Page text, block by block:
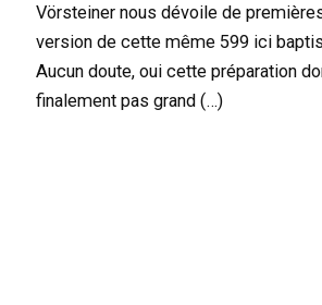
Vörsteiner nous dévoile de
version de cette même 599 ici
Aucun doute, oui cette préparation
finalement pas grand (…)